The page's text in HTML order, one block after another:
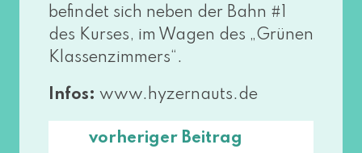
befin­det sich neben der Bahn #1
des Kurses, im Wagen des „Grünen
Klassenzimmers“.
Infos: www​.hyzer​n​auts​.de
vorheriger Beitrag